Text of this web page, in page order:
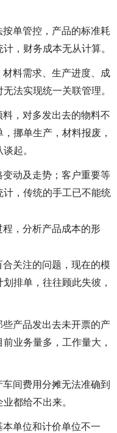
单管控，产品的标准耗
，财务成本无从计算。
料需求、生产进度、成
法实现统一关联管理。
，对多发出去的物料不
挪单生产，材料报废，
起。
动及走势；客户重要等
，传统的手工已不能统
，分析产品成本的形
关注的问题，现在的模
排单，往往顾此失彼，
产品发出去未开票的产
业务量多，工作量大，
间费用分摊无法准确到
都给不出来。
单位和计价单位不一